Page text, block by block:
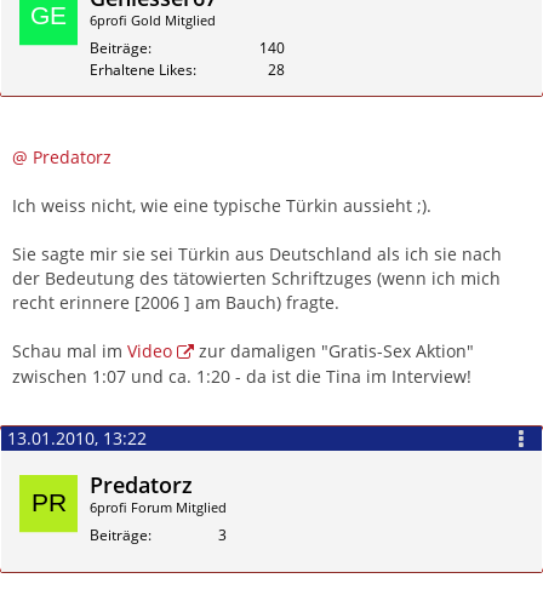
6profi Gold Mitglied
Beiträge
140
Erhaltene Likes
28
@ Predatorz
Ich weiss nicht, wie eine typische Türkin aussieht ;).
Sie sagte mir sie sei Türkin aus Deutschland als ich sie nach
der Bedeutung des tätowierten Schriftzuges (wenn ich mich
recht erinnere [2006 ] am Bauch) fragte.
Schau mal im Video
zur damaligen "Gratis-Sex Aktion"
zwischen 1:07 und ca. 1:20 - da ist die Tina im Interview!
13.01.2010, 13:22
Predatorz
6profi Forum Mitglied
Beiträge 3